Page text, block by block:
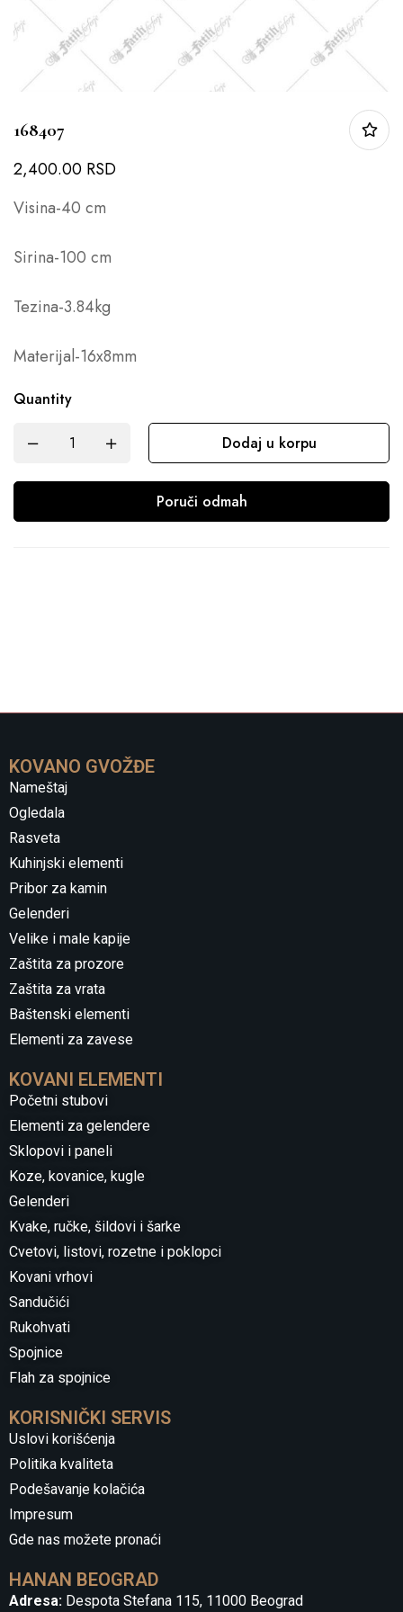
168407
2,400.00 RSD
Visina-40 cm
Sirina-100 cm
Tezina-3.84kg
Materijal-16x8mm
Quantity
Dodaj u korpu
Poruči odmah
KOVANO GVOŽĐE
Nameštaj
Ogledala
Rasveta
Kuhinjski elementi
Pribor za kamin
Gelenderi
Velike i male kapije
Zaštita za prozore
Zaštita za vrata
Baštenski elementi
Elementi za zavese
KOVANI ELEMENTI
Početni stubovi
Elementi za gelendere
Sklopovi i paneli
Koze, kovanice, kugle
Gelenderi
Kvake, ručke, šildovi i šarke
Cvetovi, listovi, rozetne i poklopci
Kovani vrhovi
Sandučići
Rukohvati
Spojnice
Flah za spojnice
KORISNIČKI SERVIS
Uslovi korišćenja
Politika kvaliteta
Podešavanje kolačića
Impresum
Gde nas možete pronaći
HANAN BEOGRAD
Adresa: Despota Stefana 115, 11000 Beograd